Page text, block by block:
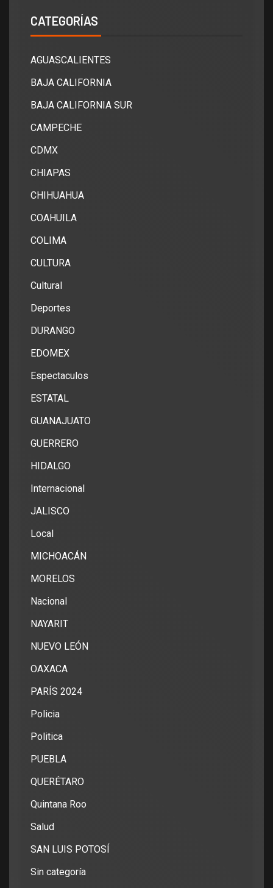
CATEGORÍAS
AGUASCALIENTES
BAJA CALIFORNIA
BAJA CALIFORNIA SUR
CAMPECHE
CDMX
CHIAPAS
CHIHUAHUA
COAHUILA
COLIMA
CULTURA
Cultural
Deportes
DURANGO
EDOMEX
Espectaculos
ESTATAL
GUANAJUATO
GUERRERO
HIDALGO
Internacional
JALISCO
Local
MICHOACÁN
MORELOS
Nacional
NAYARIT
NUEVO LEÓN
OAXACA
PARÍS 2024
Policia
Politica
PUEBLA
QUERÉTARO
Quintana Roo
Salud
SAN LUIS POTOSÍ
Sin categoría